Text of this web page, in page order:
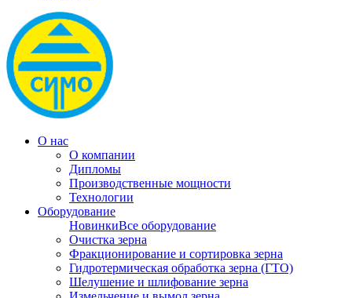
О нас
О компании
Дипломы
Производственные мощности
Технологии
Оборудование
НовинкиВсе оборудование
Очистка зерна
Фракционирование и сортировка зерна
Гидротермическая обработка зерна (ГТО)
Шелушение и шлифование зерна